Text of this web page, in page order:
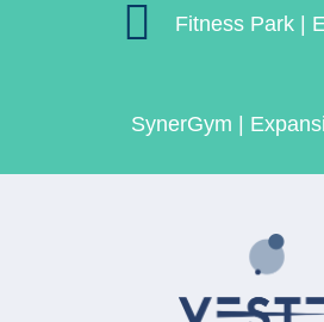
Fitness Park |
SynerGym |